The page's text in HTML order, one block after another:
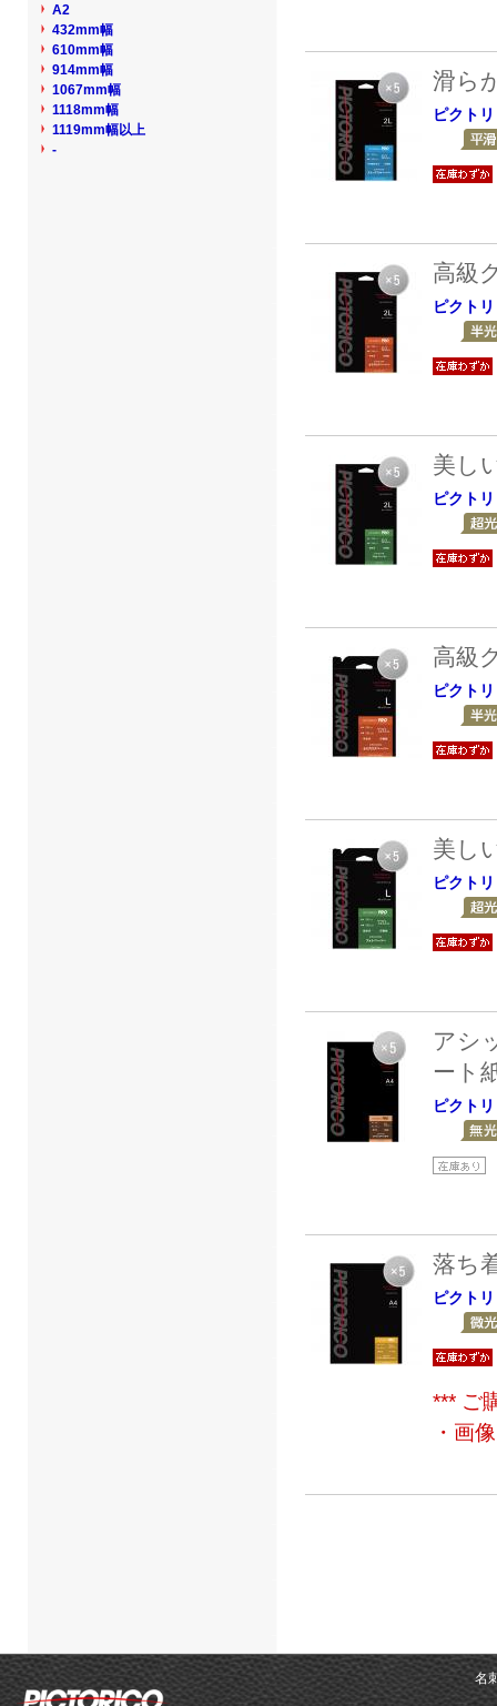
滑ら
ピクト
高級
ピクト
美し
ピクト
高級
ピクト
美し
ピクト
アシ
ート
ピクト
落ち
ピクト
*** ご
・画
A2
432mm幅
610mm幅
914mm幅
1067mm幅
1118mm幅
1119mm幅以上
-
名